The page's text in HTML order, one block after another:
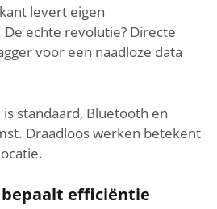
levert eigen
echte revolutie? Directe
voor een naadloze data
is standaard, Bluetooth en
Draadloos werken betekent
efficiëntie